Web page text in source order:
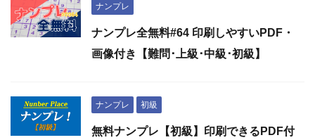
ナンプレ
ナンプレ全無料#64 印刷しやすいPDF・
画像付き【難問･上級･中級･初級】
ナンプレ 初級
無料ナンプレ【初級】印刷できるPDF付